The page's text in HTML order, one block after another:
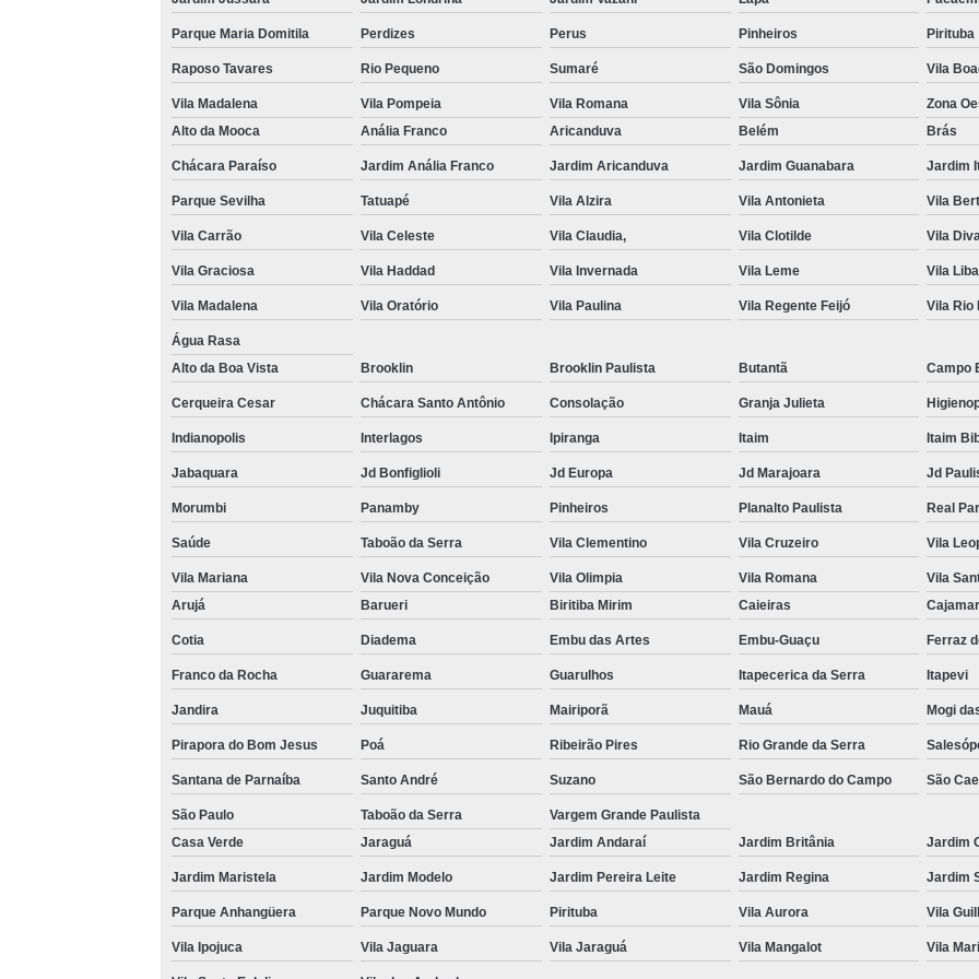
Móveis para Escritório na Zona Oeste
Móveis para Escritório no Centro de SP
Móvel para Escritórios
Arrumar Móveis
Conserto de Moveis de Escritorio
Manutenção Moveis Escritorio
Reforma de Moveis de Escritorio
Reforma de Moveis de Escritorio em SP
Reforma de Moveis de Escritorio
Reformar Moveis de Escritorio
Reparar
Serviço de Manutenção de Móveis
Serviço de
Parque Maria Domitila Perdizes Perus Pinheiros Pirituba
Raposo Tavares Rio Pequeno Sumaré São Domingos Vila
Vila Madalena Vila Pompeia Vila Romana Vila Sônia Zona
Alto da Mooca
Anália Franco Aricanduva Belém Brás
Chácara Paraíso Jardim Anália Franco Jardim Aricanduva Jardim Guanabara Jardim
Parque Sevilha Tatuapé Vila Alzira Vila Antonieta Vila
Vila Carrão Vila Celeste Vila Claudia, Vila Clotilde Vila Diva
Vila Graciosa Vila Haddad Vila Invernada Vila Leme Vila
Vila Madalena Vila Oratório Vila Paulina Vila Regente Feijó Vila Rio
Água Rasa
Alto da Boa Vista
Brooklin Brooklin Paulista Butantã Campo
Cerqueira Cesar Chácara Santo Antônio Consolação Granja Julieta
Indianopolis Interlagos Ipiranga Itaim Itaim
Jabaquara Jd Bonfiglioli Jd Europa Jd Marajoara Jd
Morumbi Panamby Pinheiros Planalto Paulista Real
Saúde Taboão da Serra Vila Clementino Vila Cruzeiro Vila
Vila Mariana Vila Nova Conceição Vila Olimpia Vila Romana Vila
Arujá
Barueri Biritiba Mirim Caieiras Cajamar
Cotia Diadema Embu das Artes Embu-Guaçu Ferraz
Franco da Rocha Guararema Guarulhos Itapecerica da Serra Itapevi
Jandira Juquitiba Mairiporã Mauá Mogi
Pirapora do Bom Jesus Poá Ribeirão Pires Rio Grande da Serra
Santana de Parnaíba Santo André Suzano São Bernardo do Campo São
São Paulo Taboão da Serra
Vargem Grande Paulista
Casa Verde
Jaraguá Jardim Andaraí Jardim Britânia Jardim
Jardim Maristela Jardim Modelo Jardim Pereira Leite Jardim Regina Jardim
Parque Anhangüera Parque Novo Mundo Pirituba Vila Aurora Vila
Vila Ipojuca Vila Jaguara Vila Jaraguá Vila Mangalot Vila